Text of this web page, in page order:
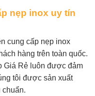
nẹp inox uy tín
cung cấp nẹp inox
hàng trên toàn quốc.
Giá Rẻ luôn được đảm
tôi được sản xuất
chuẩn.